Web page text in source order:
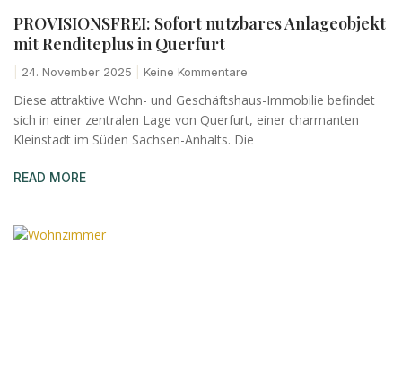
PROVISIONSFREI: Sofort nutzbares Anlageobjekt
mit Renditeplus in Querfurt
24. November 2025 Keine Kommentare
Diese attraktive Wohn- und Geschäftshaus-Immobilie befindet
sich in einer zentralen Lage von Querfurt, einer charmanten
Kleinstadt im Süden Sachsen-Anhalts. Die
READ MORE